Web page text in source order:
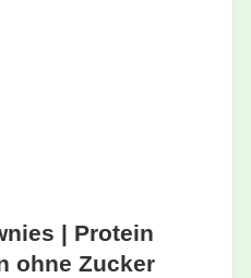
| Protein
ohne Zucker